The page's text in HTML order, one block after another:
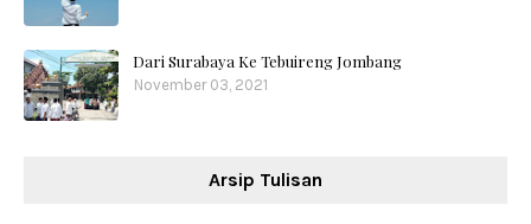
Dari Surabaya Ke Tebuireng Jombang
November 03, 2021
Arsip Tulisan